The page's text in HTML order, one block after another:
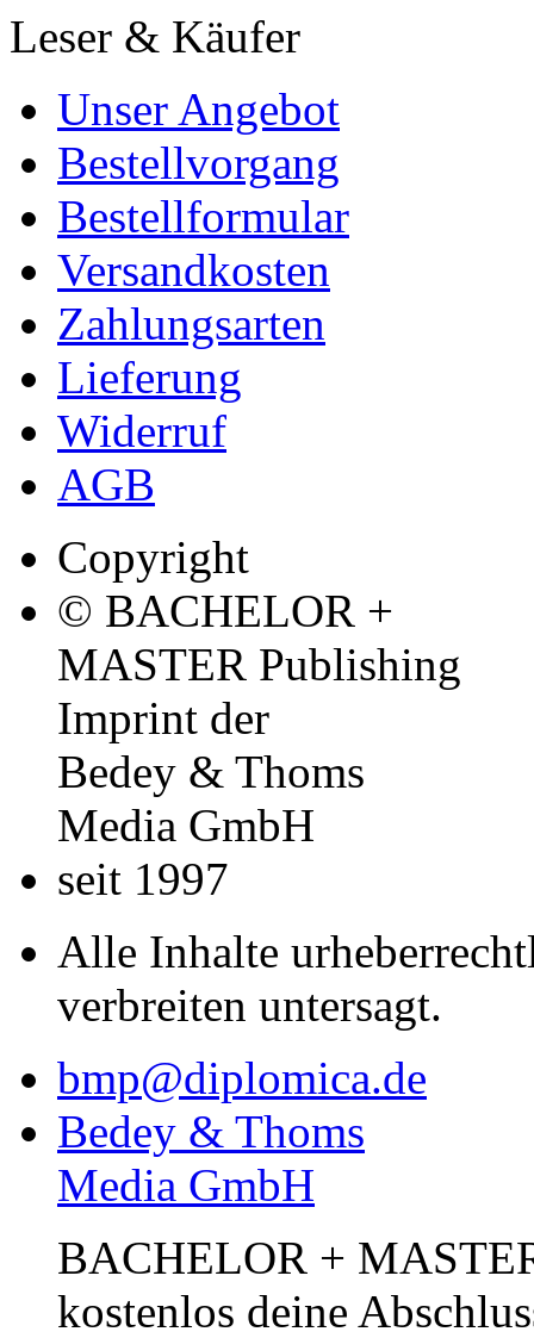
Leser & Käufer
Unser Angebot
Bestellvorgang
Bestellformular
Versandkosten
Zahlungsarten
Lieferung
Widerruf
AGB
Copyright
© BACHELOR +
MASTER Publishing
Imprint der
Bedey & Thoms
Media GmbH
seit 1997
Alle Inhalte
verbreiten untersagt.
bmp@diplomica.de
Bedey & Thoms
Media GmbH
BACHELOR +
kostenlos deine